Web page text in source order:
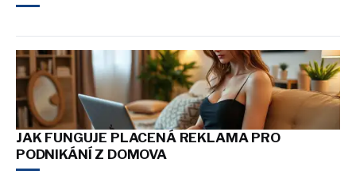
JAK FUNGUJE PLACENÁ REKLAMA PRO
PODNIKÁNÍ Z DOMOVA